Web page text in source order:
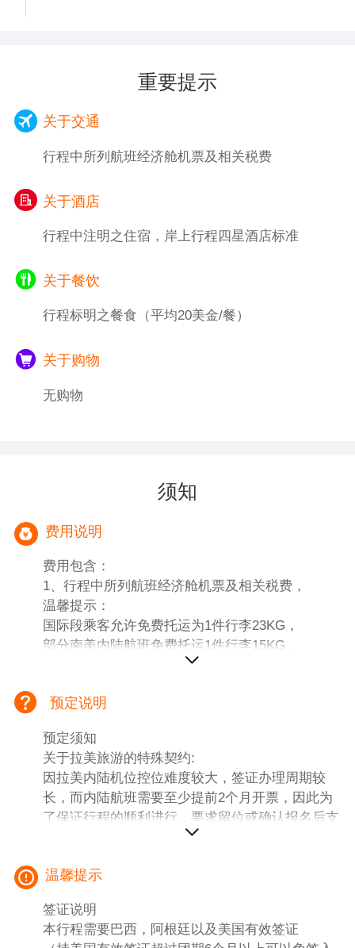
重要提示
关于交通
行程中所列航班经济舱机票及相关税费
关于酒店
行程中注明之住宿，岸上行程四星酒店标准
关于餐饮
行程标明之餐食（平均20美金/餐）
关于购物
无购物
须知
费用说明
费用包含：
1、行程中所列航班经济舱机票及相关税费，
温馨提示：
国际段乘客允许免费托运为1件行李23KG，
部分南美内陆航班免费托运1件行李15KG，
如行李超重，航空公司方面有权收取过重行李附加
如需升舱建议在出发前半年左右确认
3、全程中文领队服务；
4、行程标明之餐食（平均20美金/餐）；
5、邮轮船票、港务费；
6、行程中注明之住宿，岸上行程四星酒店标准；
8、游轮岸上观光，部分岸上观光港口由于没有华
9、基础保险费用
费用不含：
1、办理护照费用；
2、旅游者因违约、自身过错、自由活动期间内行
预定说明
预定须知
关于拉美旅游的特殊契约:
因拉美内陆机位控位难度较大，签证办理周期较
长，而内陆航班需要至少提前2个月开票，因此为
了保证行程的顺利进行，要求留位或确认报名后支
截止至出发前90天：全款结清；
根据航空公司及操作规定，报名后因个人原因取消
行程，按以下标准收取取消费用（取消费基于总团
温馨提示
签证说明
本行程需要巴西，阿根廷以及美国有效签证